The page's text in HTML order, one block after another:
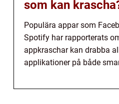
som kan
Populära appar som
Spotify har rapporterats
appkraschar kan drabba
applikationer på både